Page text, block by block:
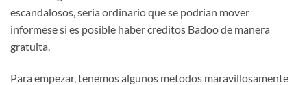
escandalosos, seri­a ordinario que se podri­an mover
informese si es posible haber creditos Badoo de manera
gratuita.
Para empezar, tenemos algunos metodos maravillosamente